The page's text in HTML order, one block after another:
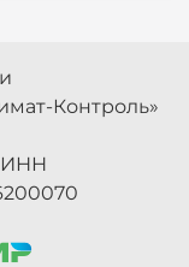
Контроль»
ИНН